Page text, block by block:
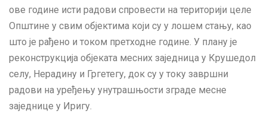
ове године исти радови спровести на територији целе
Општине у свим објектима који су у лошем стању, као
што је рађено и током претходне године. У плану је
реконструкција објеката месних заједница у Крушедол
селу, Нерадину и Гргетегу, док су у току завршни
радови на уређењу унутрашњости зграде месне
заједнице у Иригу.